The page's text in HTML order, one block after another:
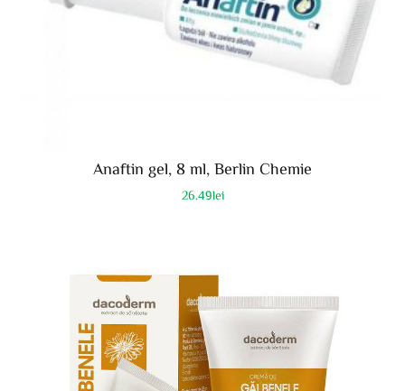
Anaftin gel, 8 ml, Berlin Chemie
26.49lei